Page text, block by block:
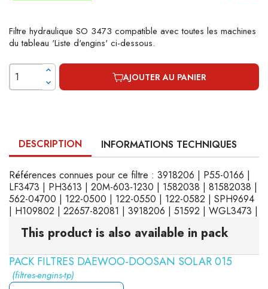
Filtre hydraulique SO 3473 compatible avec toutes les machines
du tableau 'Liste d'engins' ci-dessous.
AJOUTER AU PANIER
DESCRIPTION INFORMATIONS TECHNIQUES
Références connues pour ce filtre : 3918206 | P55-0166 |
LF3473 | PH3613 | 20M-603-1230 | 1582038 | 81582038 |
562-04700 | 122-0500 | 122-0550 | 122-0582 | SPH9694
| H109802 | 22657-82081 | 3918206 | 51592 | WGL3473 |
This product is also available in pack
PACK FILTRES DAEWOO-DOOSAN SOLAR 015
(filtres-engins-tp)